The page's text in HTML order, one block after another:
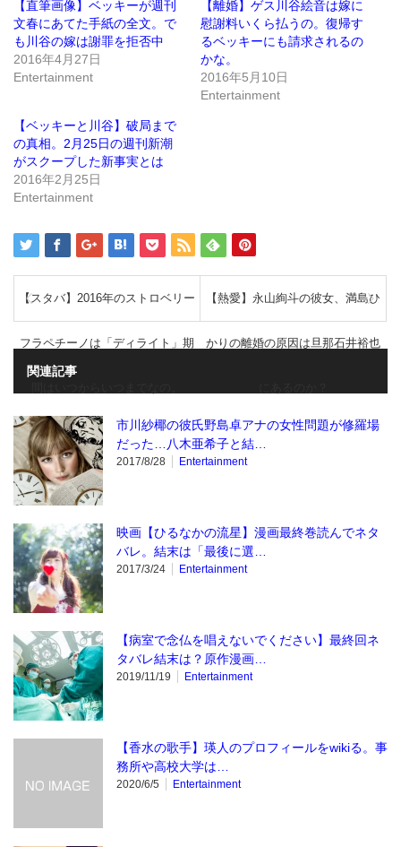
(新
し
い
ウ
ィ
ン
ド
ウ
ま
す)
ッ
ク
し
て
く
だ
さ
い
ウ
ィ
ン
ド
ウ
で
開
き
【直筆画像】ベッキーが週刊
文春にあてた手紙の全文。で
も川谷の嫁は謝罪を拒否中
2016年4月27日
Entertainment
【離婚】ゲス川谷絵音は嫁に
慰謝料いくら払うの。復帰す
るベッキーにも請求されるの
かな。
2016年5月10日
Entertainment
【ベッキーと川谷】破局まで
の真相。2月25日の週刊新潮
がスクープした新事実とは
2016年2月25日
Entertainment
【スタバ】2016年のストロベリー
フラペチーノは「ディライト」期
【熱愛】永山絢斗の彼女、満島ひ
かりの離婚の原因は旦那石井裕也
関連記事
市川紗椰の彼氏野島卓アナの女性問題が修羅場
だった…八木亜希子と結…
2017/8/28 Entertainment
映画【ひるなかの流星】漫画最終巻読んでネタ
バレ。結末は「最後に選…
2017/3/24 Entertainment
【病室で念仏を唱えないでください】最終回ネ
タバレ結末は？原作漫画…
2019/11/19 Entertainment
【香水の歌手】瑛人のプロフィールをwikiる。事
務所や高校大学は…
2020/6/5 Entertainment